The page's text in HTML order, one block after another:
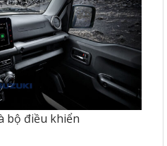
bộ điều khiển